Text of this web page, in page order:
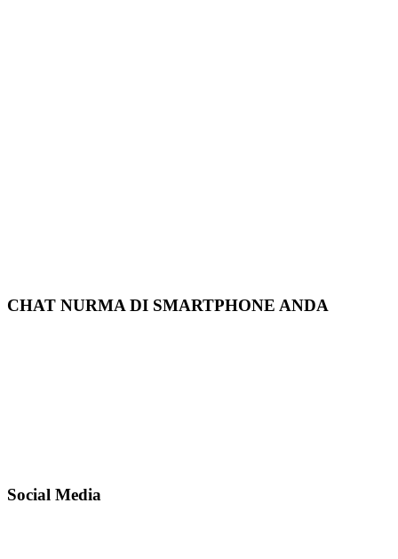
CHAT NURMA DI SMARTPHONE ANDA
Social Media